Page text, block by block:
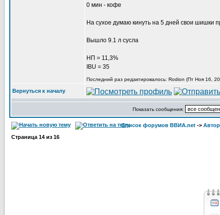
0 мин - кофе
На сухое думаю кинуть на 5 дней свои шишки
Вышло 9.1 л сусла
НП = 11,3%
IBU = 35
Последний раз редактировалось: Rodion (Пт Ноя 16,
Вернуться к началу
Показать сообщения:
Список форумов ВВИА.net ->
Страница 14 из 16